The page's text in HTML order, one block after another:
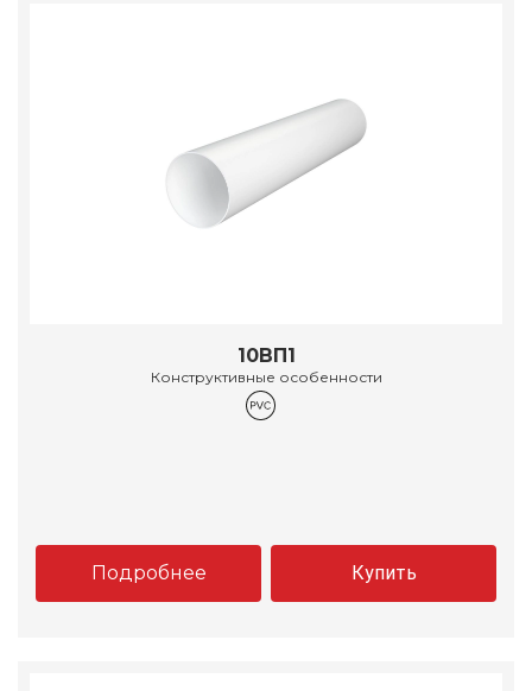
10ВП1
Конструктивные особенности
Подробнее Купить